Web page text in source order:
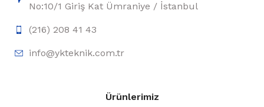
No:10/1 Giriş Kat Ümraniye / İstanbul
(216) 208 41 43
info@ykteknik.com.tr
Ürünlerimiz